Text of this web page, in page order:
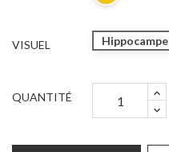
VISUEL Hippocampe
QUANTITÉ